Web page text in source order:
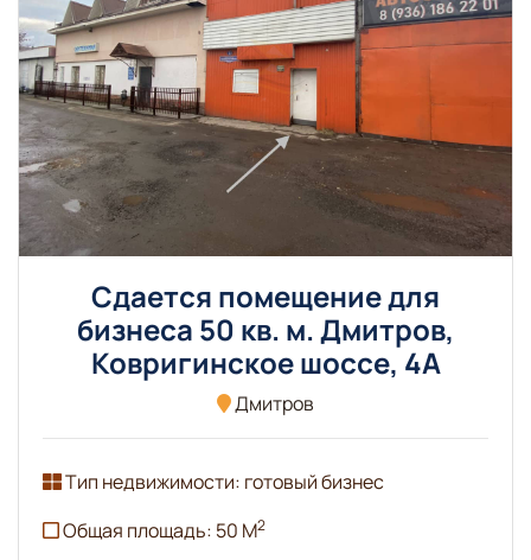
Сдается помещение для
бизнеса 50 кв. м. Дмитров,
Ковригинское шоссе, 4А
Дмитров
Тип недвижимости: готовый бизнес
Общая площадь: 50 М2